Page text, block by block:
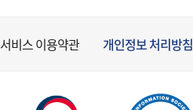
서비스 이용약관 개인정보 처리방침